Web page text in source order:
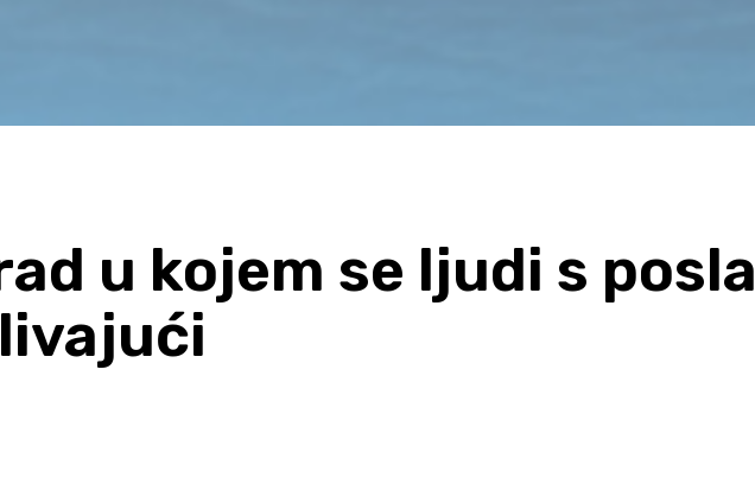
u kojem se ljudi s posla